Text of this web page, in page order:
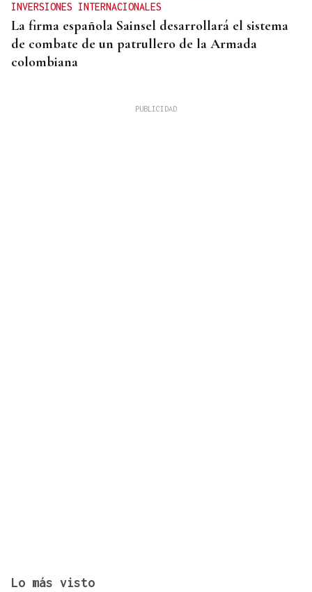
INVERSIONES INTERNACIONALES
La firma española Sainsel desarrollará el sistema
de combate de un patrullero de la Armada
colombiana
Lo más visto